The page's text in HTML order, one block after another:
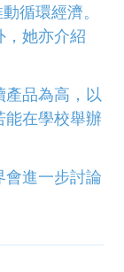
循環經濟。
，她亦介紹
產品為高，以
能在學校舉辦
會進一步討論